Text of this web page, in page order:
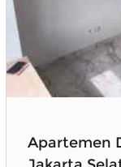
Apartemen